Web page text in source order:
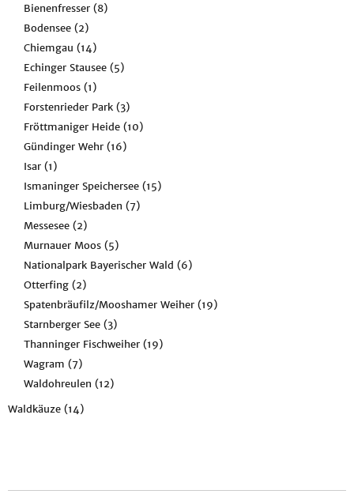
Bienenfresser (8)
Bodensee (2)
Chiemgau (14)
Echinger Stausee (5)
Feilenmoos (1)
Forstenrieder Park (3)
Fröttmaniger Heide (10)
Gündinger Wehr (16)
Isar (1)
Ismaninger Speichersee (15)
Limburg/Wiesbaden (7)
Messesee (2)
Murnauer Moos (5)
Nationalpark Bayerischer Wald (6)
Otterfing (2)
Spatenbräufilz/Mooshamer Weiher (19)
Starnberger See (3)
Thanninger Fischweiher (19)
Wagram (7)
Waldohreulen (12)
Waldkäuze (14)